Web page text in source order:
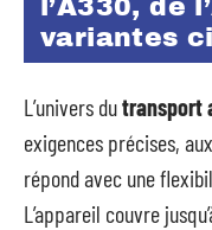
l’A330, de
variantes
L’univers dutransport
exigences précises,
répond avec une
L’appareil couvre